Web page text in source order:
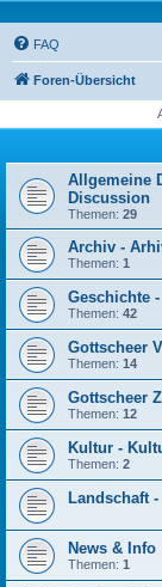
FAQ
Foren-Übersicht
Allgemeine
Discussion
Themen: 29
Archiv -
Themen: 1
Geschichte
Themen: 42
Gottscheer
Themen: 14
Gottscheer
Themen: 12
Kultur -
Themen: 2
Landschaft
News & Info
Themen: 1